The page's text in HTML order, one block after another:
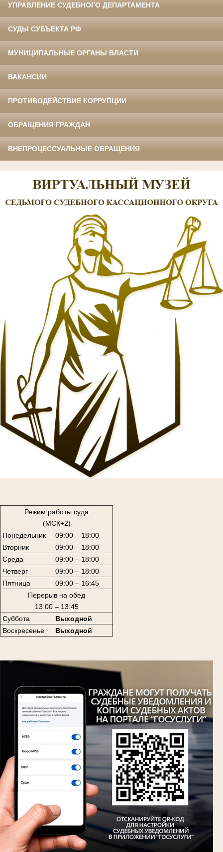
УПРАВЛЕНИЕ СУДЕБНОГО ДЕПАРТАМЕНТА
СУДЫ СУБЪЕКТА РФ
МУНИЦИПАЛЬНЫЕ ОРГАНЫ ВЛАСТИ
ВАКАНСИИ
ПРОТИВОДЕЙСТВИЕ КОРРУПЦИИ
ОБРАЩЕНИЯ ГРАЖДАН
ВНЕПРОЦЕССУАЛЬНЫЕ ОБРАЩЕНИЯ
Режим работы суда
(МСК+2)
Понедельник
09:00 – 18:00
Вторник
09:00 – 18:00
Среда
09:00 – 18:00
Четверг
09:00 – 18:00
Пятница
09:00 – 16:45
Перерыв на обед
13:00 – 13:45
Суббота
Выходной
Воскресенье
Выходной